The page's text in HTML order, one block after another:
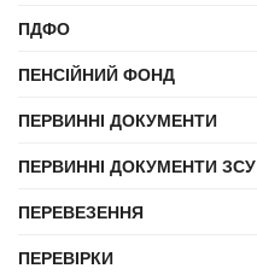
ПДФО
ПЕНСІЙНИЙ ФОНД
ПЕРВИННІ ДОКУМЕНТИ
ПЕРВИННІ ДОКУМЕНТИ ЗСУ
ПЕРЕВЕЗЕННЯ
ПЕРЕВІРКИ